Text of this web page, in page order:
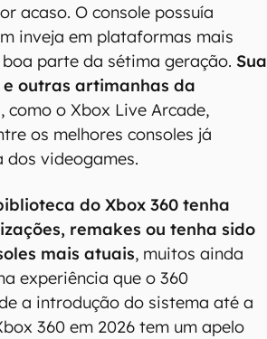
acaso. O console possuía
inveja em plataformas mais
parte da sétima geração. Sua
outras artimanhas da
, como o Xbox Live Arcade,
os melhores consoles já
dos videogames.
do Xbox 360 tenha
remakes ou tenha sido
mais atuais, muitos ainda
experiência que o 360
a introdução do sistema até a
360 em 2026 tem um apelo